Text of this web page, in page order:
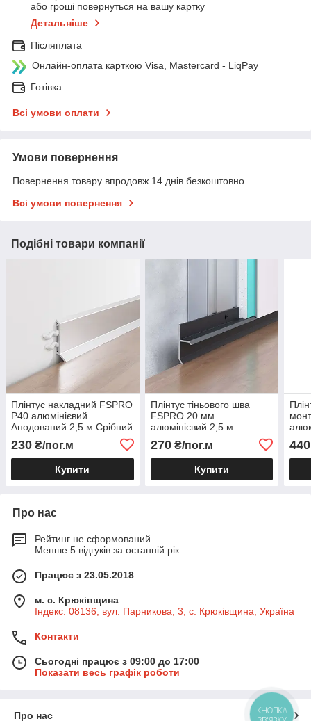
або гроші повернуться на вашу картку
Детальніше
Післяплата
Онлайн-оплата карткою Visa, Mastercard - LiqPay
Готівка
Всі умови оплати
Умови повернення
Повернення товару впродовж 14 днів безкоштовно
Всі умови повернення
Подібні товари компанії
Плінтус накладний FSPRO
P40 алюмінієвий
Анодований 2,5 м Срібний
230 ₴/пог.м
Купити
Плінтус тіньового шва
FSPRO 20 мм
алюмінієвий 2,5 м
(F1.2015B)
270₴/пог.м
Купити
440
Про нас
Рейтинг не сформований
Менше 5 відгуків за останній рік
Працює з 23.05.2018
м. с. Крюківщина
Індекс: 08136; вул. Парникова, 3, с. Крюківщина, Україна
Контакти
Сьогодні працює з 09:00 до 17:00
Показати весь графік роботи
Про нас
КНОПКА